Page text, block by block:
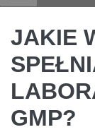
JAKIE
GMP?